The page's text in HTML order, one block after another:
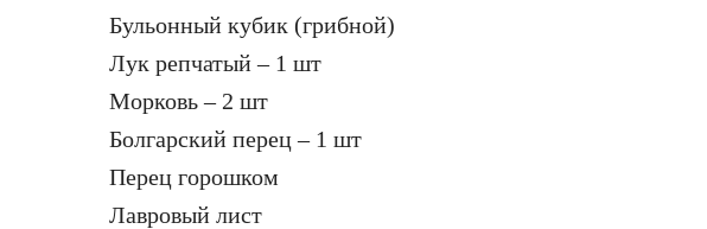
Бульонный кубик (грибной)
Лук репчатый – 1 шт
Морковь – 2 шт
Болгарский перец – 1 шт
Перец горошком
Лавровый лист